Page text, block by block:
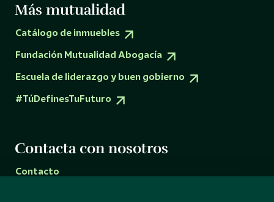
Más mutualidad
Catálogo de inmuebles
Fundación Mutualidad Abogacía
Escuela de liderazgo y buen gobierno
#TúDefinesTuFuturo
Contacta con nosotros
Contacto